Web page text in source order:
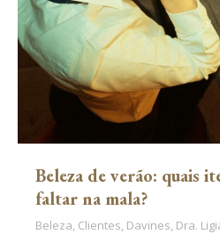
Beleza de verão: quais
faltar na mala?
Beleza, Clientes, Davines, Dra.